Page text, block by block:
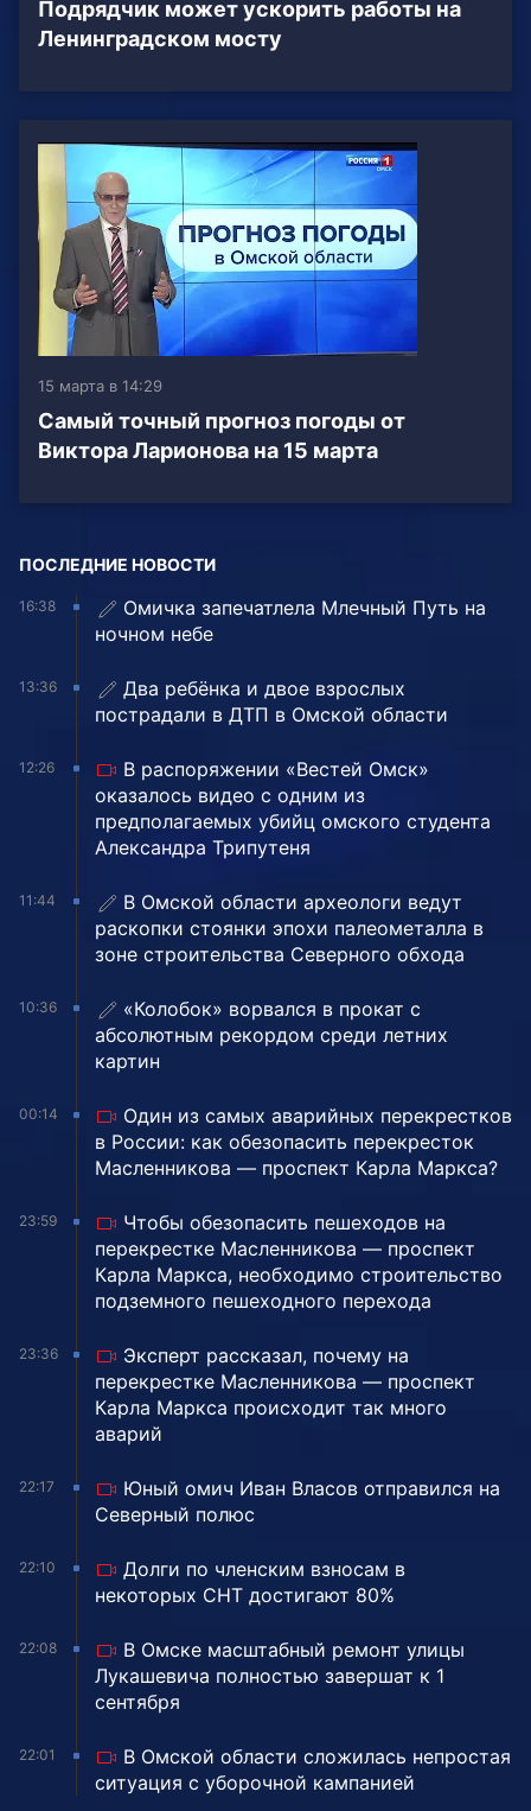
Подрядчик может ускорить работы на
Ленинградском мосту
15 марта в 14:29
Самый точный прогноз погоды от
Виктора Ларионова на 15 марта
ПОСЛЕДНИЕ НОВОСТИ
16:38
Омичка запечатлела Млечный Путь на
ночном небе
13:36
Два ребёнка и двое взрослых
пострадали в ДТП в Омской области
12:26
В распоряжении «Вестей Омск»
оказалось видео с одним из
предполагаемых убийц омского студента
Александра Трипутеня
11:44
В Омской области археологи ведут
раскопки стоянки эпохи палеометалла в
зоне строительства Северного обхода
10:36
«Колобок» ворвался в прокат с
абсолютным рекордом среди летних
картин
00:14
Один из самых аварийных перекрестков
в России: как обезопасить перекресток
Масленникова — проспект Карла Маркса?
23:59
Чтобы обезопасить пешеходов на
перекрестке Масленникова — проспект
Карла Маркса, необходимо строительство
подземного пешеходного перехода
23:36
Эксперт рассказал, почему на
перекрестке Масленникова — проспект
Карла Маркса происходит так много
аварий
22:17
Юный омич Иван Власов отправился на
Северный полюс
22:10
Долги по членским взносам в
некоторых СНТ достигают 80%
22:08
В Омске масштабный ремонт улицы
Лукашевича полностью завершат к 1
сентября
22:01
В Омской области сложилась непростая
ситуация с уборочной кампанией